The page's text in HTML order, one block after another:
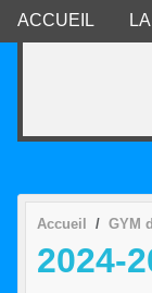
ACCUEIL
Accueil GYM
2024-